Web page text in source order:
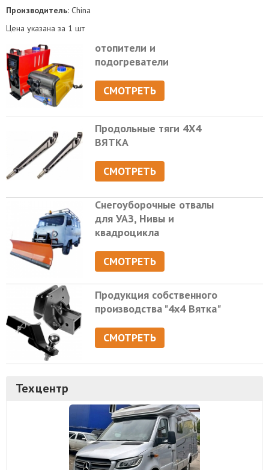
Производитель: China
Цена указана за 1 шт
отопители и
подогреватели
СМОТРЕТЬ
Продольные тяги 4Х4
ВЯТКА
СМОТРЕТЬ
Снегоуборочные отвалы
для УАЗ, Нивы и
квадроцикла
СМОТРЕТЬ
Продукция собственного
производства "4х4 Вятка"
СМОТРЕТЬ
Техцентр